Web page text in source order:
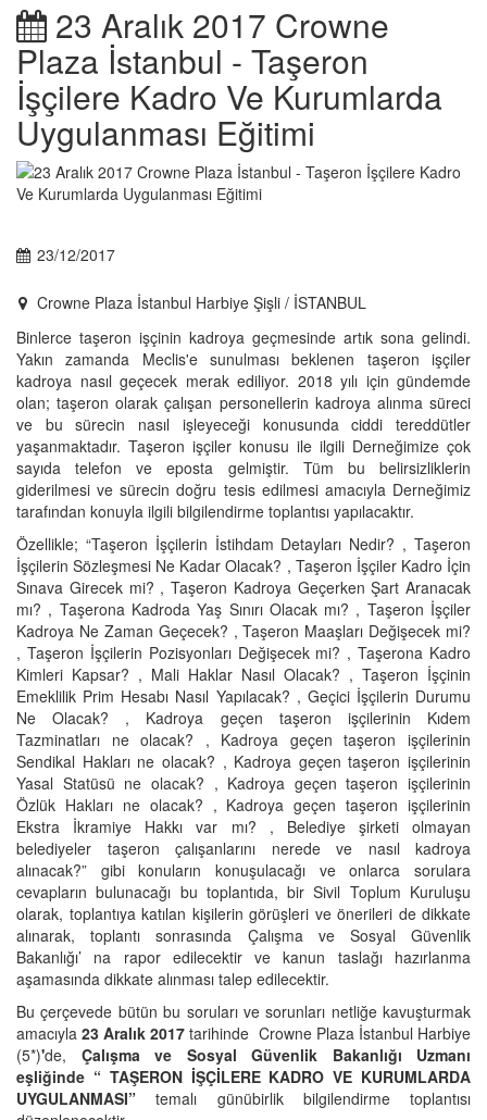
23 Aralık 2017 Crowne
Plaza İstanbul - Taşeron
İşçilere Kadro Ve Kurumlarda
Uygulanması Eğitimi
23/12/2017
Crowne Plaza İstanbul Harbiye Şişli / İSTANBUL
Binlerce taşeron işçinin kadroya geçmesinde artık sona gelindi.
Yakın zamanda Meclis'e sunulması beklenen taşeron işçiler
kadroya nasıl geçecek merak ediliyor. 2018 yılı için gündemde
olan; taşeron olarak çalışan personellerin kadroya alınma süreci
ve bu sürecin nasıl işleyeceği konusunda ciddi tereddütler
yaşanmaktadır. Taşeron işçiler konusu ile ilgili Derneğimize çok
sayıda telefon ve eposta gelmiştir. Tüm bu belirsizliklerin
giderilmesi ve sürecin doğru tesis edilmesi amacıyla Derneğimiz
tarafından konuyla ilgili bilgilendirme toplantısı yapılacaktır.
Özellikle; “Taşeron İşçilerin İstihdam Detayları Nedir? , Taşeron
İşçilerin Sözleşmesi Ne Kadar Olacak? , Taşeron İşçiler Kadro İçin
Sınava Girecek mi? , Taşeron Kadroya Geçerken Şart Aranacak
mı? , Taşerona Kadroda Yaş Sınırı Olacak mı? , Taşeron İşçiler
Kadroya Ne Zaman Geçecek? , Taşeron Maaşları Değişecek mi?
, Taşeron İşçilerin Pozisyonları Değişecek mi? , Taşerona Kadro
Kimleri Kapsar? , Mali Haklar Nasıl Olacak? , Taşeron İşçinin
Emeklilik Prim Hesabı Nasıl Yapılacak? , Geçici İşçilerin Durumu
Ne Olacak? , Kadroya geçen taşeron işçilerinin Kıdem
Tazminatları ne olacak? , Kadroya geçen taşeron işçilerinin
Sendikal Hakları ne olacak? , Kadroya geçen taşeron işçilerinin
Yasal Statüsü ne olacak? , Kadroya geçen taşeron işçilerinin
Özlük Hakları ne olacak? , Kadroya geçen taşeron işçilerinin
Ekstra İkramiye Hakkı var mı? , Belediye şirketi olmayan
belediyeler taşeron çalışanlarını nerede ve nasıl kadroya
alınacak?” gibi konuların konuşulacağı ve onlarca sorulara
cevapların bulunacağı bu toplantıda, bir Sivil Toplum Kuruluşu
olarak, toplantıya katılan kişilerin görüşleri ve önerileri de dikkate
alınarak, toplantı sonrasında Çalışma ve Sosyal Güvenlik
Bakanlığı’ na rapor edilecektir ve kanun taslağı hazırlanma
aşamasında dikkate alınması talep edilecektir.
Bu çerçevede bütün bu soruları ve sorunları netliğe kavuşturmak
amacıyla23 Aralık 2017 tarihinde Crowne Plaza İstanbul Harbiye
(5*)'de, Çalışma ve Sosyal Güvenlik Bakanlığı Uzmanı
eşliğinde “ TAŞERON İŞÇİLERE KADRO VE KURUMLARDA
UYGULANMASI” temalı günübirlik bilgilendirme toplantısı